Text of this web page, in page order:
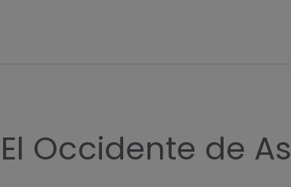
El Occidente de
El
Occidente